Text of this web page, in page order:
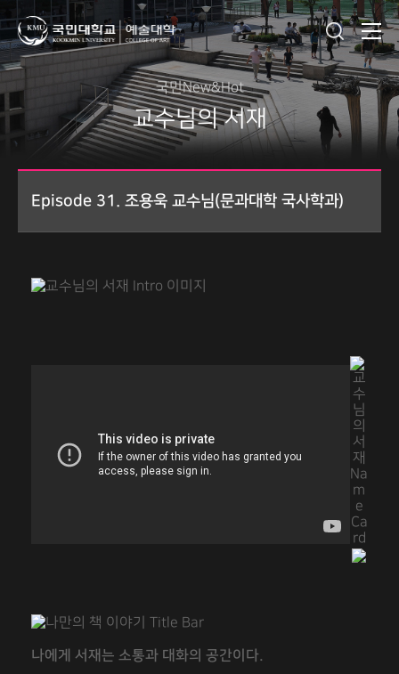
국민New&Hot
교수님의 서재
Episode 31. 조용욱 교수님(문과대학 국사학과)
나에게 서재는 소통과 대화의 공간이다.